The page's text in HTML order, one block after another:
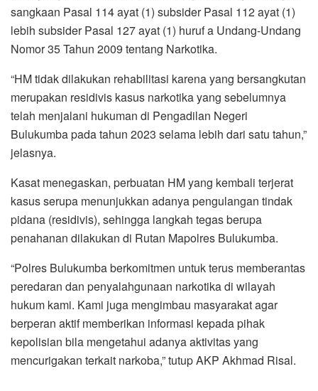
sangkaan Pasal 114 ayat (1) subsider Pasal 112 ayat (1)
lebih subsider Pasal 127 ayat (1) huruf a Undang-Undang
Nomor 35 Tahun 2009 tentang Narkotika.
“HM tidak dilakukan rehabilitasi karena yang bersangkutan
merupakan residivis kasus narkotika yang sebelumnya
telah menjalani hukuman di Pengadilan Negeri
Bulukumba pada tahun 2023 selama lebih dari satu tahun,”
jelasnya.
Kasat menegaskan, perbuatan HM yang kembali terjerat
kasus serupa menunjukkan adanya pengulangan tindak
pidana (residivis), sehingga langkah tegas berupa
penahanan dilakukan di Rutan Mapolres Bulukumba.
“Polres Bulukumba berkomitmen untuk terus memberantas
peredaran dan penyalahgunaan narkotika di wilayah
hukum kami. Kami juga mengimbau masyarakat agar
berperan aktif memberikan informasi kepada pihak
kepolisian bila mengetahui adanya aktivitas yang
mencurigakan terkait narkoba,” tutup AKP Akhmad Risal.